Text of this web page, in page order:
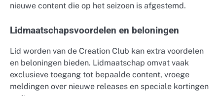
nieuwe content die op het seizoen is afgestemd.
Lidmaatschapsvoordelen en beloningen
Lid worden van de Creation Club kan extra voordelen
en beloningen bieden. Lidmaatschap omvat vaak
exclusieve toegang tot bepaalde content, vroege
meldingen over nieuwe releases en speciale kortingen